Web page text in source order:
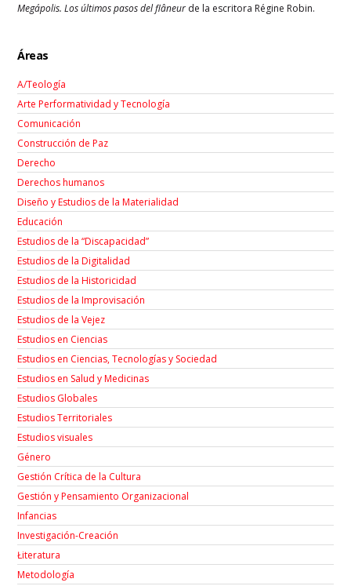
Megápolis. Los últimos pasos del flâneur de la escritora Régine Robin.
Áreas
A/Teología
Arte Performatividad y Tecnología
Comunicación
Construcción de Paz
Derecho
Derechos humanos
Diseño y Estudios de la Materialidad
Educación
Estudios de la “Discapacidad”
Estudios de la Digitalidad
Estudios de la Historicidad
Estudios de la Improvisación
Estudios de la Vejez
Estudios en Ciencias
Estudios en Ciencias, Tecnologías y Sociedad
Estudios en Salud y Medicinas
Estudios Globales
Estudios Territoriales
Estudios visuales
Género
Gestión Crítica de la Cultura
Gestión y Pensamiento Organizacional
Infancias
Investigación-Creación
Łiteratura
Metodología